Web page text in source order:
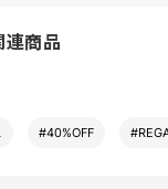
商品
#40%OFF